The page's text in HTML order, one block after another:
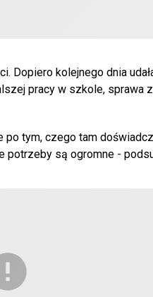
Dopiero kolejnego dnia
pracy w szkole, sprawa
tym, czego tam
są ogromne -